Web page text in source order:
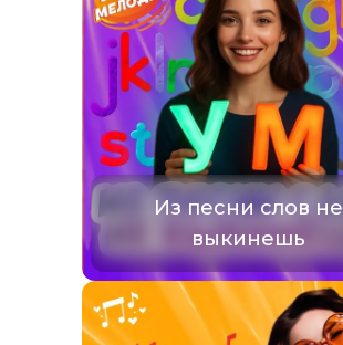
Из песни слов не
выкинешь